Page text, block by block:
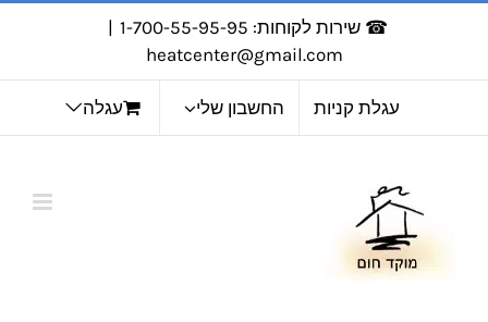
☎ שירות לקוחות: 1-700-55-95-95
|
heatcenter@gmail.com
עגלת קניות החשבון שלי עגלה